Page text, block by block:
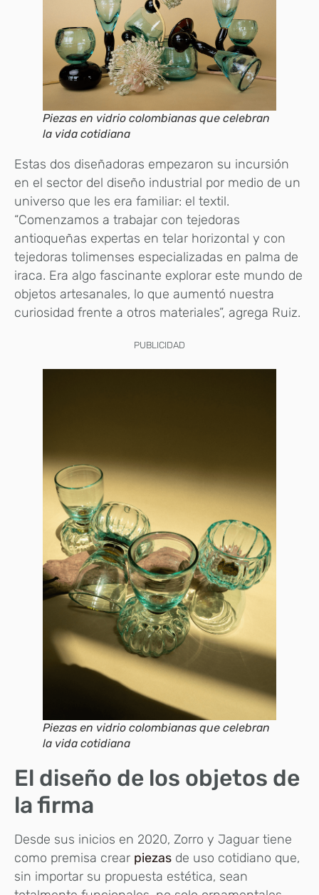
Piezas en vidrio colombianas que celebran
la vida cotidiana
Estas dos diseñadoras empezaron su incursión
en el sector del diseño industrial por medio de un
universo que les era familiar: el textil.
“Comenzamos a trabajar con tejedoras
antioqueñas expertas en telar horizontal y con
tejedoras tolimenses especializadas en palma de
iraca. Era algo fascinante explorar este mundo de
objetos artesanales, lo que aumentó nuestra
curiosidad frente a otros materiales”, agrega Ruiz.
PUBLICIDAD
Piezas en vidrio colombianas que celebran
la vida cotidiana
El diseño de los objetos de
la firma
Desde sus inicios en 2020, Zorro y Jaguar tiene
como premisa crear piezas de uso cotidiano que,
sin importar su propuesta estética, sean